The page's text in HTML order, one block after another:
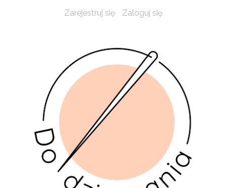
Zarejestruj się Zaloguj się